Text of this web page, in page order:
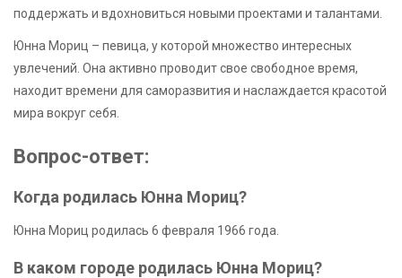
поддержать и вдохновиться новыми проектами и талантами.
Юнна Мориц – певица, у которой множество интересных
увлечений. Она активно проводит свое свободное время,
находит времени для саморазвития и наслаждается красотой
мира вокруг себя.
Вопрос-ответ:
Когда родилась Юнна Мориц?
Юнна Мориц родилась 6 февраля 1966 года.
В каком городе родилась Юнна Мориц?